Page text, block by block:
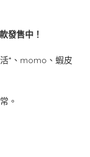
發售中！
⁺、momo、蝦皮
。